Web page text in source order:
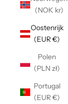
(NOK kr)
Oostenrijk
(EUR €)
Polen
(PLN zł)
Portugal
(EUR €)